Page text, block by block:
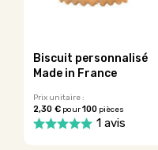
page
du
produit
Biscuit personnalisé
Made in France
Prix unitaire :
2,30 € pour100 pièces
1 avis